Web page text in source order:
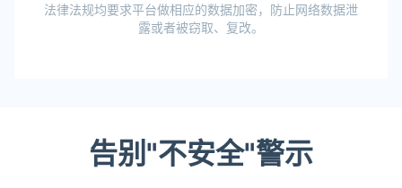
法律法规均要求平台做相应的数据加密，防止网络数据泄
露或者被窃取、复改。
告别"不安全"警示